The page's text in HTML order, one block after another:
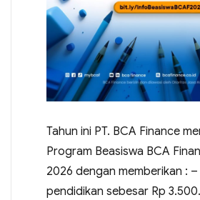
Tahun ini PT. BCA Finance
Program Beasiswa BCA
2026 dengan memberikan :
pendidikan sebesar Rp